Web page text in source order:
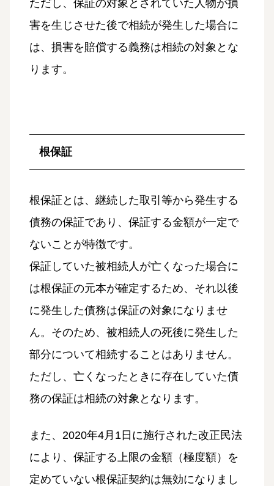
ただし、保証の対象とされていた人物が損
害を生じさせた後で相続が発生した場合に
は、損害を賠償する義務は相続の対象とな
ります。
根保証
根保証とは、継続した取引等から発生する
債務の保証であり、保証する金額が一定で
ないことが特徴です。
保証していた被相続人が亡くなった場合に
は根保証の元本が確定するため、それ以後
に発生した債務は保証の対象になりませ
ん。そのため、被相続人の死後に発生した
部分について相続することはありません。
ただし、亡くなったときに存在していた債
務の保証は相続の対象となります。
また、2020年4月1日に施行された改正民法
により、保証する上限の金額（極度額）を
定めていない根保証契約は無効になりまし